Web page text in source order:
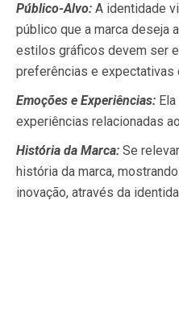
Público-Alvo: A identidade
público que a marca deseja
estilos gráficos devem ser
preferências e expectativas
Emoções e Experiências:
experiências relacionadas
História da Marca: Se
história da marca,
inovação, através da